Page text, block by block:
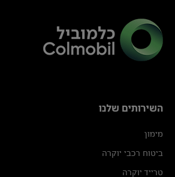
השירותים שלנו
מימון
ביטוח רכבי יוקרה
טרייד יוקרה